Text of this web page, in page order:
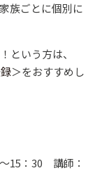
族ごとに個別に
という方は、
＞をおすすめし
15：30 講師：